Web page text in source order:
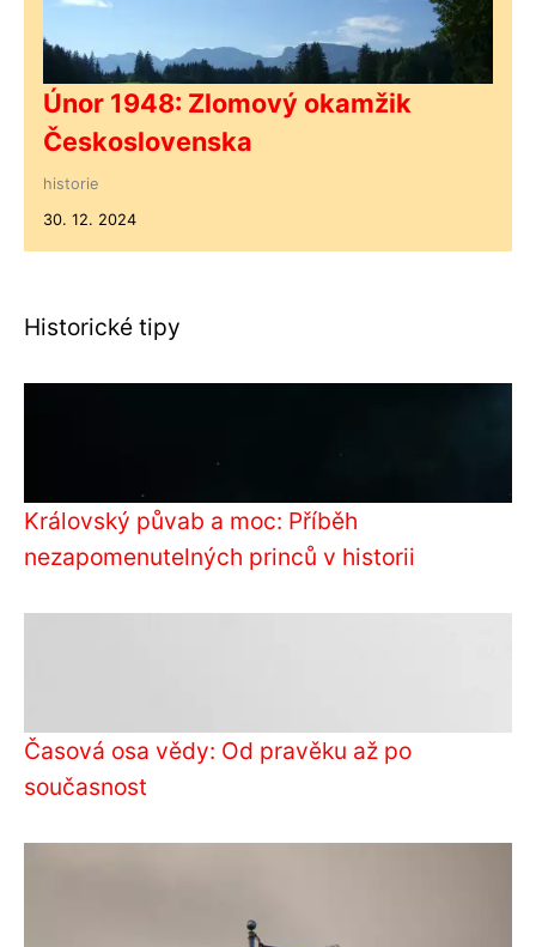
Únor 1948: Zlomový okamžik
Československa
historie
30. 12. 2024
Historické tipy
Královský půvab a moc: Příběh
nezapomenutelných princů v historii
Časová osa vědy: Od pravěku až po
současnost